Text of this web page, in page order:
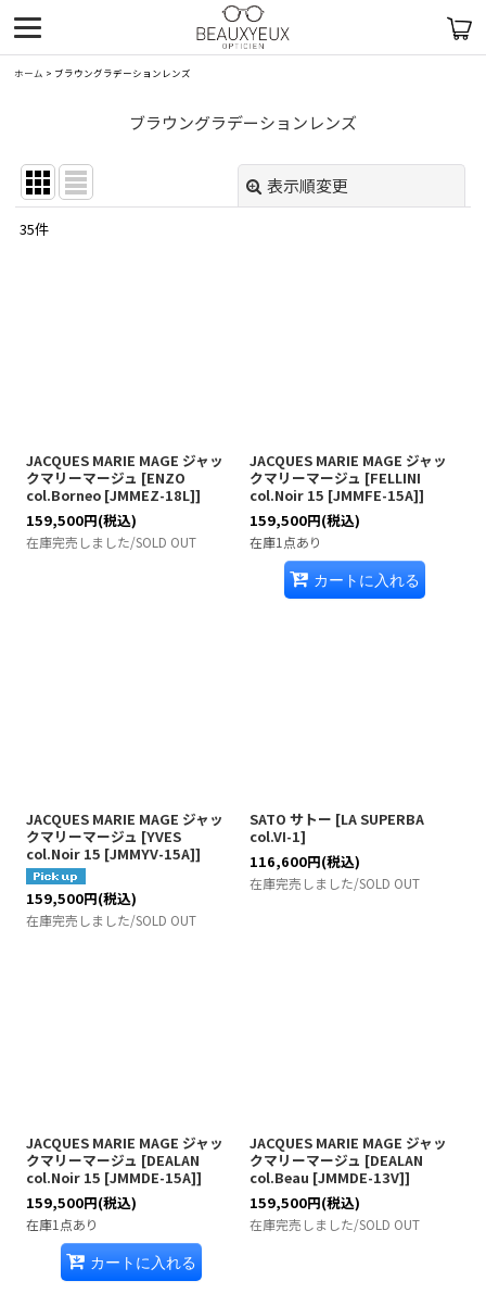
ホーム > ブラウングラデーションレンズ
ブラウングラデーションレンズ
表示順変更
35件
JACQUES MARIE MAGE ジャッ
クマリーマージュ [ENZO
col.Borneo [JMMEZ-18L]]
159,500円(税込)
在庫完売しました/SOLD OUT
JACQUES MARIE MAGE ジャッ
クマリーマージュ [FELLINI
col.Noir 15 [JMMFE-15A]]
159,500円(税込)
在庫1点あり
カートに入れる
JACQUES MARIE MAGE ジャッ
クマリーマージュ [YVES
col.Noir 15 [JMMYV-15A]]
159,500円(税込)
在庫完売しました/SOLD OUT
SATO サトー [LA SUPERBA
col.VI-1]
116,600円(税込)
在庫完売しました/SOLD OUT
JACQUES MARIE MAGE ジャッ
クマリーマージュ [DEALAN
col.Noir 15 [JMMDE-15A]]
159,500円(税込)
在庫1点あり
カートに入れる
JACQUES MARIE MAGE ジャッ
クマリーマージュ [DEALAN
col.Beau [JMMDE-13V]]
159,500円(税込)
在庫完売しました/SOLD OUT